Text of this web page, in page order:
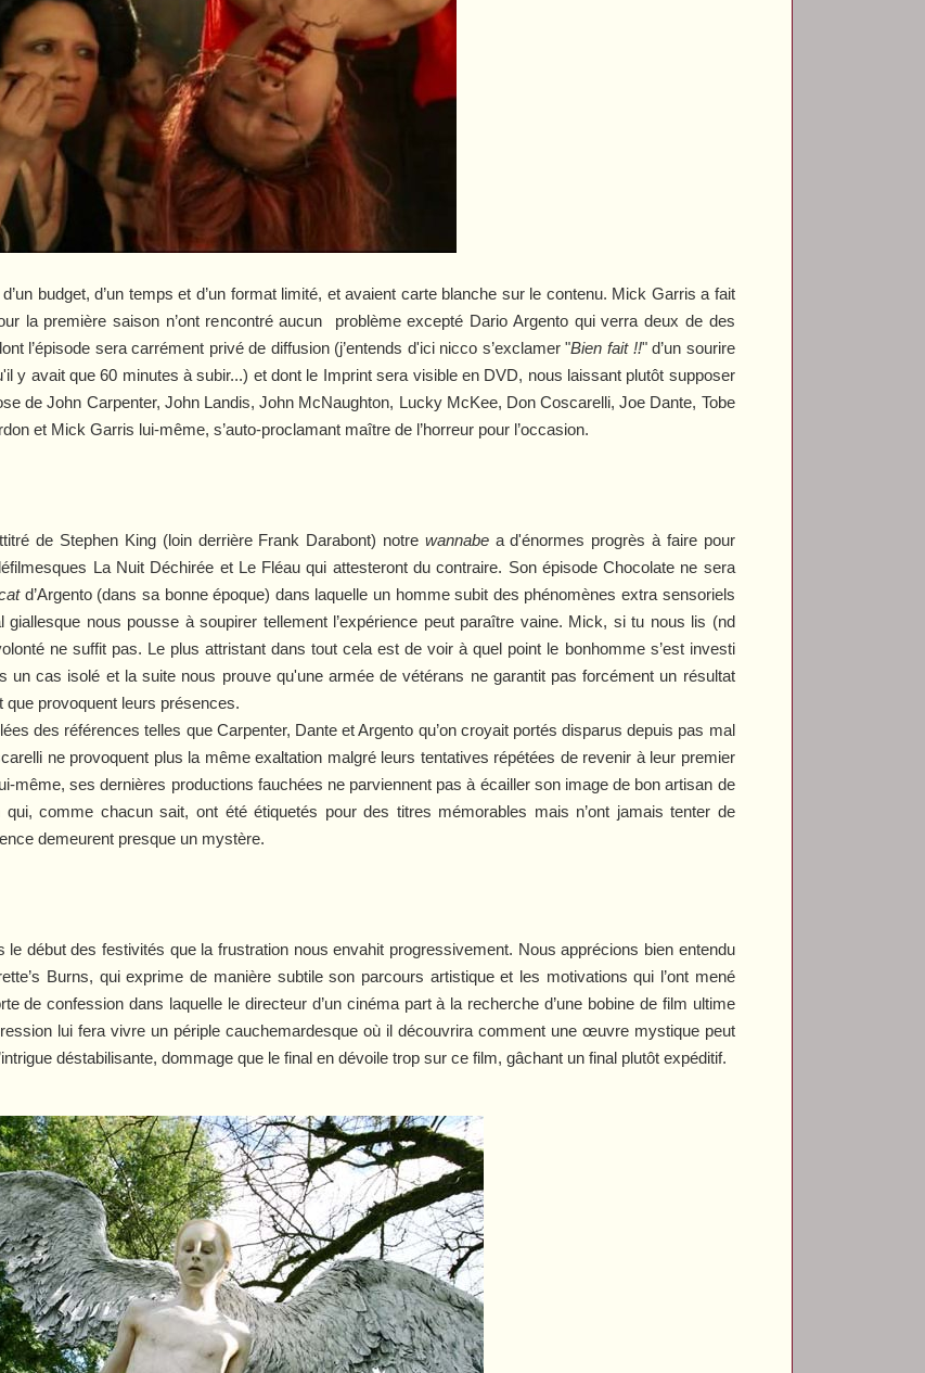
budget, d’un temps et d’un format limité, et avaient carte blanche sur le contenu. Mick Garris a fait
la première saison n’ont rencontré aucun problème excepté Dario Argento qui verra deux de des
l’épisode sera carrément privé de diffusion (j’entends d'ici nicco s’exclamer "Bien fait !!" d’un sourire
y avait que 60 minutes à subir...) et dont le Imprintsera visible en DVD, nous laissant plutôt supposer
de John Carpenter, John Landis, John McNaughton, Lucky McKee, Don Coscarelli, Joe Dante, Tobe
et Mick Garris lui-même, s’auto-proclamant maître de l’horreur pour l’occasion.
de Stephen King (loin derrière Frank Darabont) notre wannabea d'énormes progrès à faire pour
La Nuit Déchirée et Le Fléau qui attesteront du contraire. Son épisodeChocolate ne sera
d’Argento (dans sa bonne époque) dans laquelle un homme subit des phénomènes extra sensoriels
nous pousse à soupirer tellement l’expérience peut paraître vaine. Mick, si tu nous lis (nd
ne suffit pas. Le plus attristant dans tout cela est de voir à quel point le bonhomme s’est investi
un cas isolé et la suite nous prouve qu'une armée de vétérans ne garantit pas forcément un résultat
provoquent leurs présences.
des références telles que Carpenter, Dante et Argento qu’on croyait portés disparus depuis pas mal
ne provoquent plus la même exaltation malgré leurs tentatives répétées de revenir à leur premier
même, ses dernières productions fauchées ne parviennent pas à écailler son image de bon artisan de
comme chacun sait, ont été étiquetés pour des titres mémorables mais n’ont jamais tenter de
demeurent presque un mystère.
le début des festivités que la frustration nous envahit progressivement. Nous apprécions bien entendu
Burns, qui exprime de manière subtile son parcours artistique et les motivations qui l’ont mené
de confession dans laquelle le directeur d’un cinéma part à la recherche d’une bobine de film ultime
lui fera vivre un périple cauchemardesque où il découvrira comment une œuvre mystique peut
déstabilisante, dommage que le final en dévoile trop sur ce film, gâchant un final plutôt expéditif.